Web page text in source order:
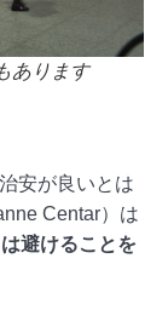
あります
安が良いとは
Centar）は
避けることを